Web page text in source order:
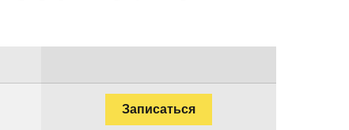
Записаться